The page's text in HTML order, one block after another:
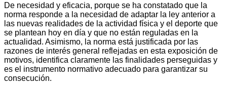
De necesidad y eficacia, porque se ha constatado que la
norma responde a la necesidad de adaptar la ley anterior a
las nuevas realidades de la actividad física y el deporte que
se plantean hoy en día y que no están reguladas en la
actualidad. Asimismo, la norma está justificada por las
razones de interés general reflejadas en esta exposición de
motivos, identifica claramente las finalidades perseguidas y
es el instrumento normativo adecuado para garantizar su
consecución.